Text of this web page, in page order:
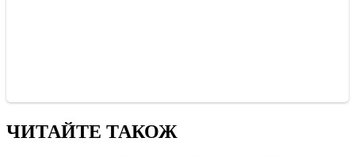
ЧИТАЙТЕ ТАКОЖ